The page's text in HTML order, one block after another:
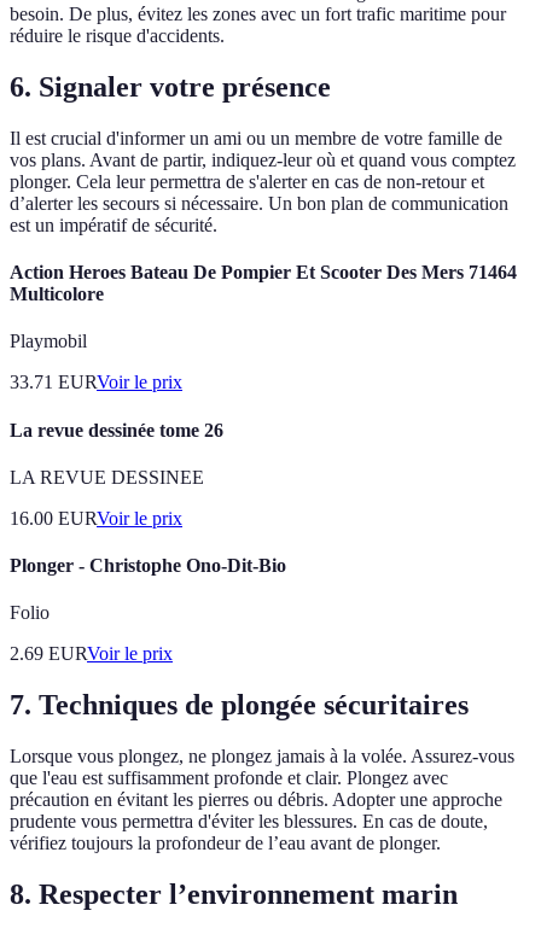
besoin. De plus, évitez les zones avec un fort trafic maritime pour
réduire le risque d'accidents.
6. Signaler votre présence
Il est crucial d'informer un ami ou un membre de votre famille de
vos plans. Avant de partir, indiquez-leur où et quand vous comptez
plonger. Cela leur permettra de s'alerter en cas de non-retour et
d’alerter les secours si nécessaire. Un bon plan de communication
est un impératif de sécurité.
Action Heroes Bateau De Pompier Et Scooter Des Mers 71464
Multicolore
Playmobil
33.71 EURVoir le prix
La revue dessinée tome 26
LA REVUE DESSINEE
16.00 EURVoir le prix
Plonger - Christophe Ono-Dit-Bio
Folio
2.69 EURVoir le prix
7. Techniques de plongée sécuritaires
Lorsque vous plongez, ne plongez jamais à la volée. Assurez-vous
que l'eau est suffisamment profonde et clair. Plongez avec
précaution en évitant les pierres ou débris. Adopter une approche
prudente vous permettra d'éviter les blessures. En cas de doute,
vérifiez toujours la profondeur de l’eau avant de plonger.
8. Respecter l’environnement marin